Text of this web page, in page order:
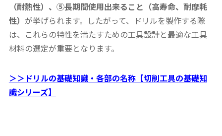
（耐熱性）、⑤長期間使用出来ること（高寿命、耐摩耗
性） が挙げられます。したがって、ドリルを製作する際
は、これらの特性を満たすための工具設計と最適な工具
材料の選定が重要となります。
＞＞ドリルの基礎知識・各部の名称【切削工具の基礎知
識シリーズ】